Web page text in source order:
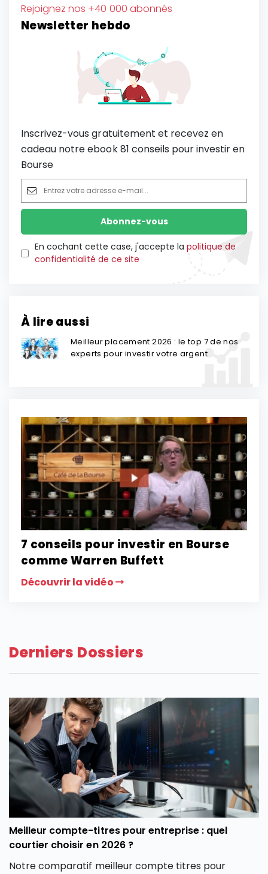
Rejoignez nos +40 000 abonnés
Newsletter hebdo
Inscrivez-vous gratuitement et recevez en
cadeau notre ebook 81 conseils pour investir en
Bourse
En cochant cette case, j'accepte la politique de
confidentialité de ce site
À lire aussi
Meilleur placement 2026 : le top 7 de nos
experts pour investir votre argent
7 conseils pour investir en Bourse
comme Warren Buffett
Découvrir la vidéo
Derniers Dossiers
Meilleur compte-titres pour entreprise : quel
courtier choisir en 2026 ?
Notre comparatif meilleur compte titres pour